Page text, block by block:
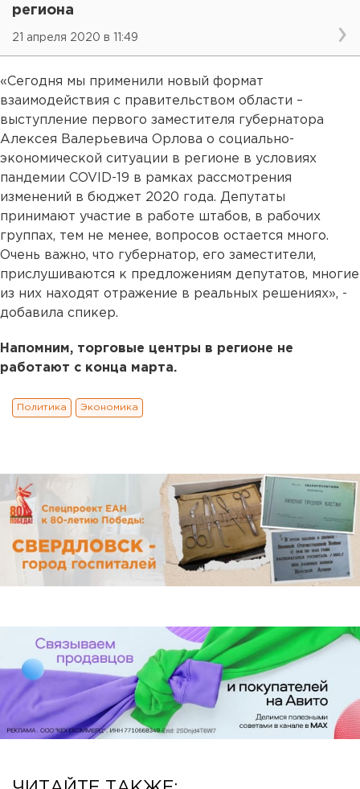
региона
21 апреля 2020 в 11:49
«Сегодня мы применили новый формат
взаимодействия с правительством области –
выступление первого заместителя губернатора
Алексея Валерьевича Орлова о социально-
экономической ситуации в регионе в условиях
пандемии COVID-19 в рамках рассмотрения
изменений в бюджет 2020 года. Депутаты
принимают участие в работе штабов, в рабочих
группах, тем не менее, вопросов остается много.
Очень важно, что губернатор, его заместители,
прислушиваются к предложениям депутатов, многие
из них находят отражение в реальных решениях», -
добавила спикер.
Напомним, торговые центры в регионе не
работают с конца марта.
Политика Экономика